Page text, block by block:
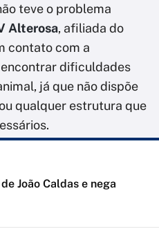
teve o problema
Alterosa, afiliada do
contato com a
dificuldades
já que não dispõe
qualquer estrutura que
João Caldas e nega